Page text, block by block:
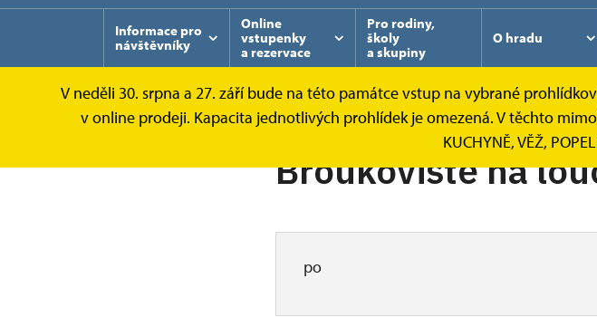
Informace pro
návštěvníky
Online
vstupenky
a rezervace
Pro rodiny,
školy
a skupiny
O hradu
V neděli 30. srpna a 27. září bude na této památce vstup na vybrané
v online prodeji. Kapacita jednotlivých prohlídek je omezená. V těchto
KUCHYNĚ, VĚŽ,
Broukoviště na
po